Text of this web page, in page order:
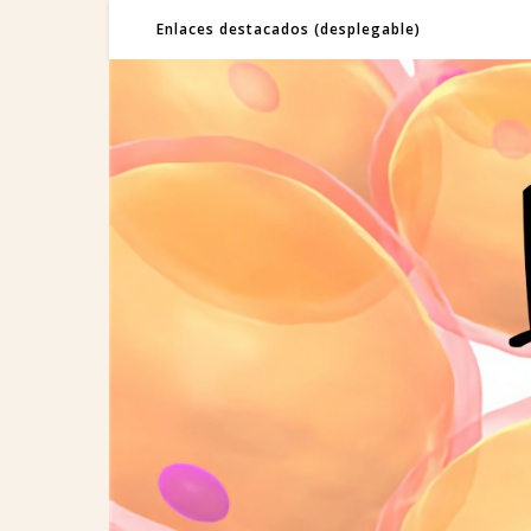
Enlaces destacados (desplegable)